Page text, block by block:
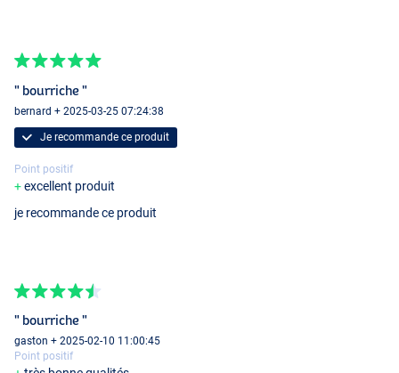
- Pointe aiguisé
- Très stable
" bourriche "
bernard + 2025-03-25 07:24:38
Je recommande ce produit
Point positif
excellent produit
je recommande ce produit
" bourriche "
gaston + 2025-02-10 11:00:45
Point positif